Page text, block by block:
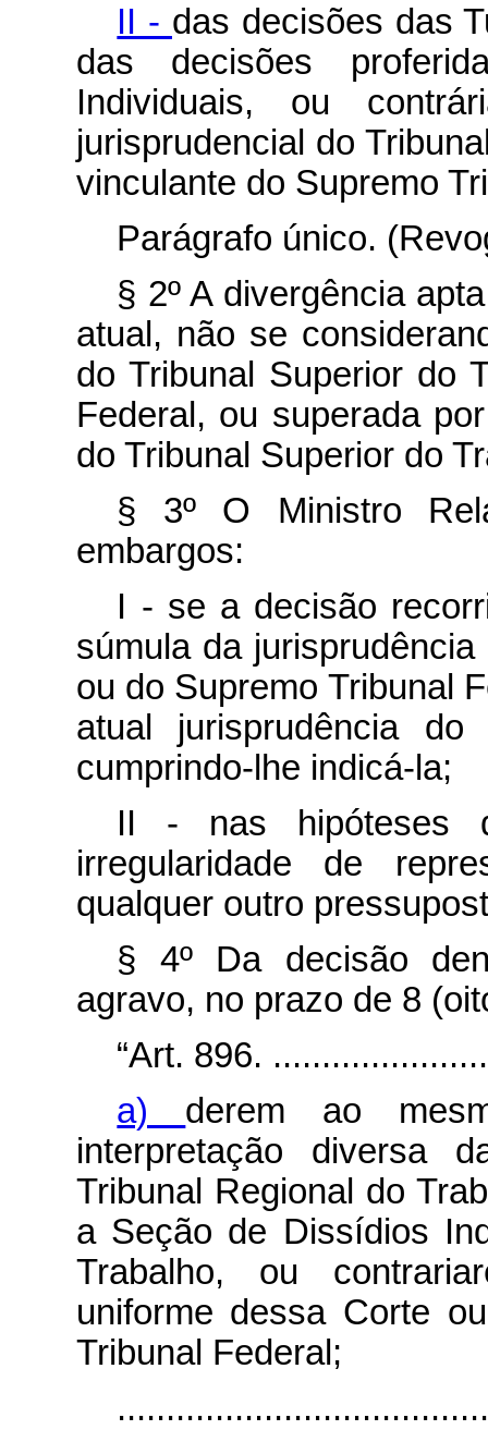
II - das decisões das
das decisões
Individuais, ou
jurisprudencial do
vinculante do Supremo
Parágrafo único.
§ 2º A divergência
atual, não se
do Tribunal Superior do
Federal, ou superada
do Tribunal Superior do
§ 3º O Ministro
embargos:
I - se a decisão
súmula da
ou do Supremo Tribunal
atual jurisprudência do
cumprindo-lhe indicá-la;
II - nas hipóteses
irregularidade de
qualquer outro
§ 4º Da decisão
agravo, no prazo de 8
“Art. 896.
a) derem ao
interpretação diversa
Tribunal Regional do
a Seção de Dissídios
Trabalho, ou
uniforme dessa Corte
Tribunal Federal;